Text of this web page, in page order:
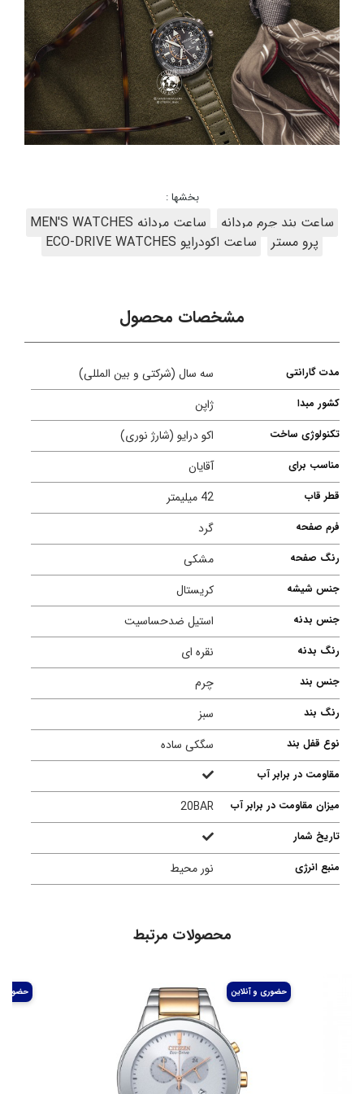
بخشها :
ساعت بند چرم مردانه
ساعت مردانه MEN'S WATCHES
پرو مستر
ساعت اکودرایو ECO-DRIVE WATCHES
مشخصات محصول
مدت گارانتی سه سال (شرکتی و بین المللی)
کشور مبدا ژاپن
تکنولوژی ساخت اکو درایو (شارژ نوری)
مناسب برای آقایان
قطر قاب 42 میلیمتر
فرم صفحه گرد
رنگ صفحه مشکی
جنس شیشه کریستال
جنس بدنه استیل ضدحساسیت
رنگ بدنه نقره ای
جنس بند چرم
رنگ بند سبز
نوع قفل بند سگکی ساده
مقاومت در برابر آب
میزان مقاومت در برابر آب
20BAR
تاریخ شمار
منبع انرژی
نور محیط
محصولات مرتبط